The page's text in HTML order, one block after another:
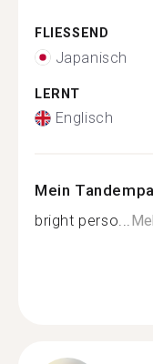
FLIESSEND
Japanisch
LERNT
Englisch
Mein
bright perso...